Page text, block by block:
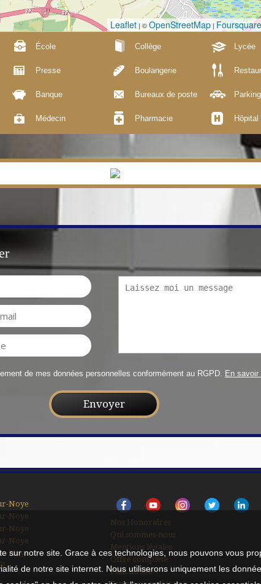
Leaflet | ©OpenStreetMap | Foursquare
École Collège Lycée
Presse Boulangerie
Banque Bureaux de poste Parking
Médecin Pharmacie Hôpital
de mes données personnelles conformément au RGPD. En savoir
Noye
Noye
Noye
Noye
Noye
Nos Honoraires
Qui sommes-nous
Mentions légales
Offre complète
Plan du site
notre site. Grace à ces technologies, nous pouvons vous
de notre site internet. Nous utiliserons uniquement les